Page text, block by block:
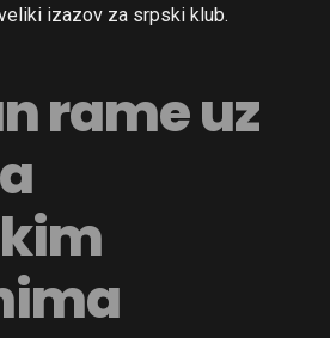
izazov za srpski klub.
rame uz